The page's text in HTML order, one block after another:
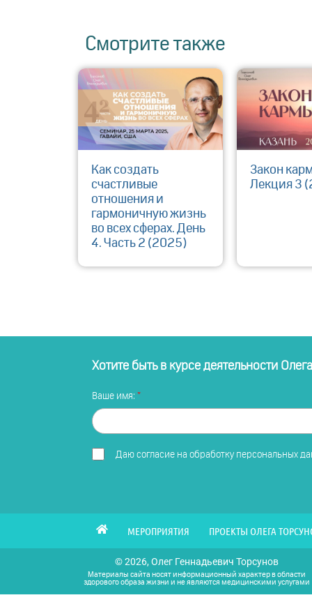
Смотрите также
Как создать
счастливые
отношения и
гармоничную жизнь
во всех сферах. День
4. Часть 2 (2025)
Закон
Лекция 3
Хотите быть в курсе деятельности
Ваше имя:
Даю согласие на обработку персональных
МЕРОПРИЯТИЯ ПРОЕКТЫ ОЛЕГА
© 2026, Олег Геннадьевич Торсунов
Материалы сайта носят информационный характер в области
здорового образа жизни и не являются медицинскими услугами